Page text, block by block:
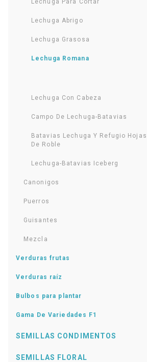
Lechuga Para Cortar
Lechuga Abrigo
Lechuga Grasosa
Lechuga Romana
Lechuga Con Cabeza
Campo De Lechuga-Batavias
Batavias Lechuga Y Refugio Hojas
De Roble
Lechuga-Batavias Iceberg
Canonigos
Puerros
Guisantes
Mezcla
Verduras frutas
Verduras raíz
Bulbos para plantar
Gama De Variedades F1
SEMILLAS CONDIMENTOS
SEMILLAS FLORAL